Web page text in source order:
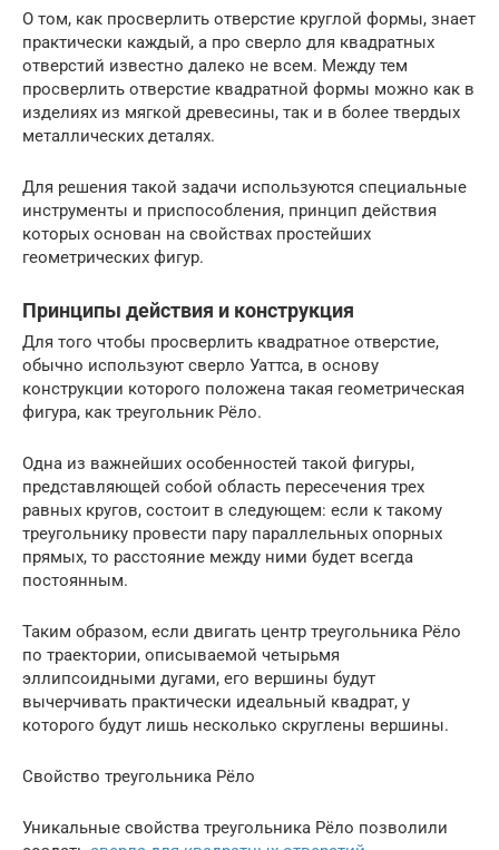
О том, как просверлить отверстие круглой формы, знает
практически каждый, а про сверло для квадратных
отверстий известно далеко не всем. Между тем
просверлить отверстие квадратной формы можно как в
изделиях из мягкой древесины, так и в более твердых
металлических деталях.
Для решения такой задачи используются специальные
инструменты и приспособления, принцип действия
которых основан на свойствах простейших
геометрических фигур.
Принципы действия и конструкция
Для того чтобы просверлить квадратное отверстие,
обычно используют сверло Уаттса, в основу
конструкции которого положена такая геометрическая
фигура, как треугольник Рёло.
Одна из важнейших особенностей такой фигуры,
представляющей собой область пересечения трех
равных кругов, состоит в следующем: если к такому
треугольнику провести пару параллельных опорных
прямых, то расстояние между ними будет всегда
постоянным.
Таким образом, если двигать центр треугольника Рёло
по траектории, описываемой четырьмя
эллипсоидными дугами, его вершины будут
вычерчивать практически идеальный квадрат, у
которого будут лишь несколько скруглены вершины.
Свойство треугольника Рёло
Уникальные свойства треугольника Рёло позволили